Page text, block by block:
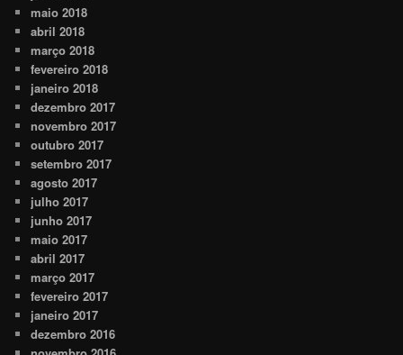
maio 2018
abril 2018
março 2018
fevereiro 2018
janeiro 2018
dezembro 2017
novembro 2017
outubro 2017
setembro 2017
agosto 2017
julho 2017
junho 2017
maio 2017
abril 2017
março 2017
fevereiro 2017
janeiro 2017
dezembro 2016